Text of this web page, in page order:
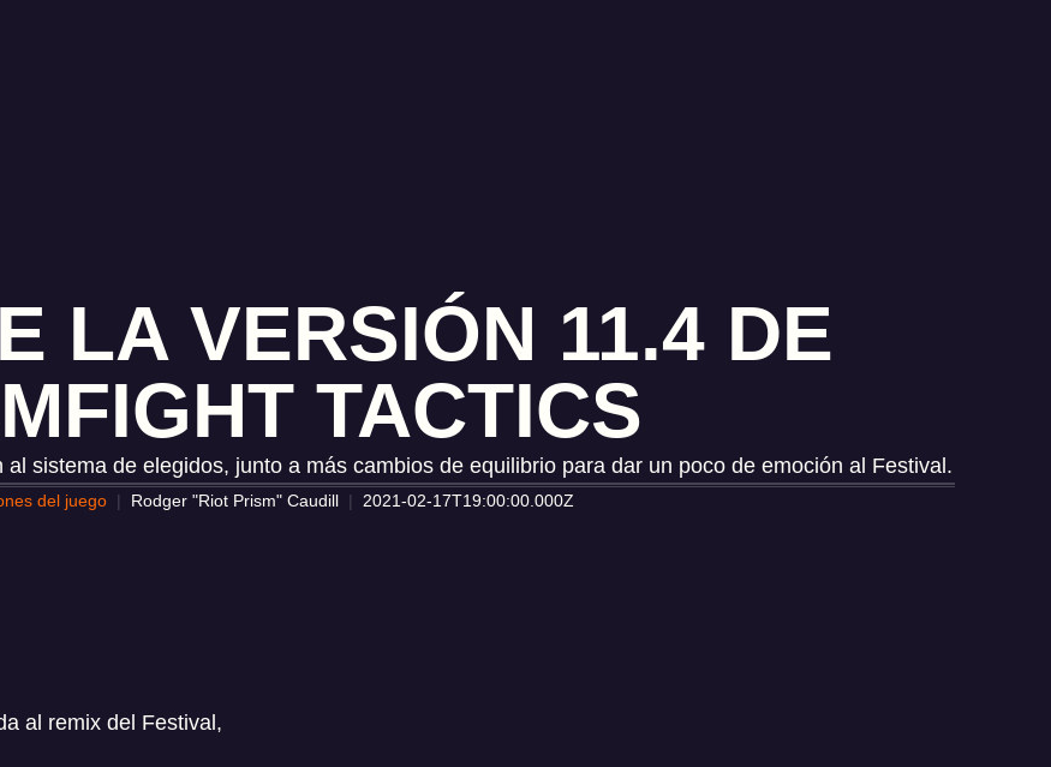
LA VERSIÓN 11.4 DE
TACTICS
sistema de elegidos, junto a más cambios de equilibrio para dar un poco de emoción al Festival.
del juego Rodger "Riot Prism" Caudill 2021-02-17T19:00:00.000Z
al remix del Festival,